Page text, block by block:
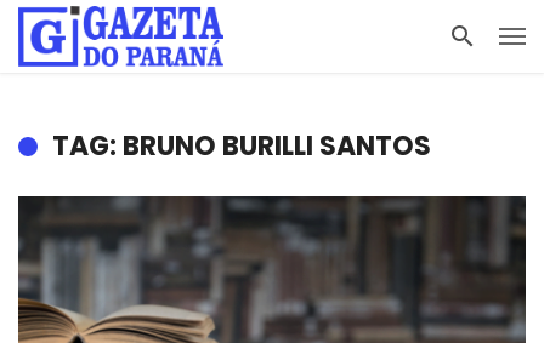
TAG: BRUNO BURILLI SANTOS